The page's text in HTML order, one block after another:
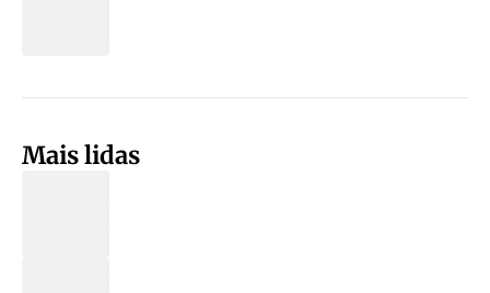
Mais lidas